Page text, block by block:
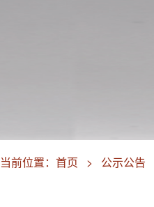
当前位置： 首页 > 公示公告